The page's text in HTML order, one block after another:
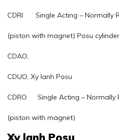
CDRI Single Acting – Normally
(piston with magnet) Posu
CDAO,
CDUO, Xy lanh Posu
CDRO Single Acting – Normally
(piston with magnet)